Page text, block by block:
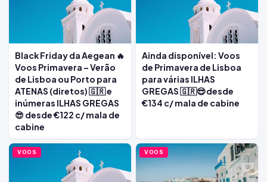
Black Friday da Aegean 🔥
Voos Primavera – Verão
de Lisboa ou Porto para
ATENAS (diretos) 🇬🇷 e
inúmeras ILHAS GREGAS
😎 desde €122 c/ mala de
cabine
Ainda disponível: Voos
de Primavera de Lisboa
para várias ILHAS
GREGAS 🇬🇷😎 desde
€134 c/ mala de cabine
VOOS VOOS